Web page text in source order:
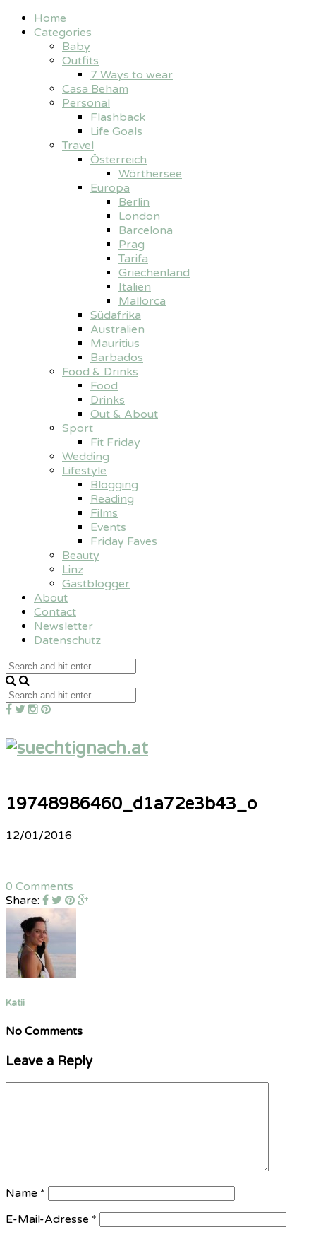
Home
Categories
Baby
Outfits
7 Ways to wear
Casa Beham
Personal
Flashback
Life Goals
Travel
Österreich
Wörthersee
Europa
Berlin
London
Barcelona
Prag
Tarifa
Griechenland
Italien
Mallorca
Südafrika
Australien
Mauritius
Barbados
Food & Drinks
Food
Drinks
Out & About
Sport
Fit Friday
Wedding
Lifestyle
Blogging
Reading
Films
Events
Friday Faves
Beauty
Linz
Gastblogger
About
Contact
Newsletter
Datenschutz
19748986460_d1a72e3b43_o
12/01/2016
0 Comments
Share:
Katii
No Comments
Leave a Reply
Name *
E-Mail-Adresse *